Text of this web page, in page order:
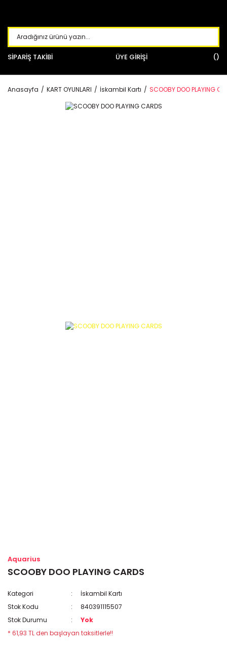
SİPARİŞ TAKİBİ ÜYE GİRİŞİ
Anasayfa KART OYUNLARI İskambil Kartı SCOOBY DOO PLAYING
Aquarius
SCOOBY DOO PLAYING CARDS
Kategori
İskambil Kartı
Stok Kodu
840391115507
Stok Durumu
Yok
* 61,93 TL den başlayan taksitlerle!!